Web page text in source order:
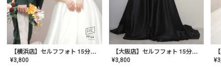
【横浜店】セルフフォト 15分撮り放題プラン
¥3,800
【大阪店】セルフフォト 15分撮り放題プラン
¥3,800 ¥